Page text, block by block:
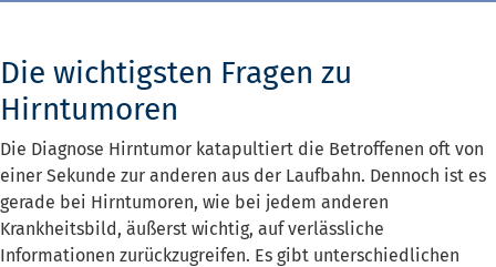
Die wichtigsten Fragen zu
Hirntumoren
Die Diagnose Hirntumor katapultiert die Betroffenen oft von
einer Sekunde zur anderen aus der Laufbahn. Dennoch ist es
gerade bei Hirntumoren, wie bei jedem anderen
Krankheitsbild, äußerst wichtig, auf verlässliche
Informationen zurückzugreifen. Es gibt unterschiedlichen